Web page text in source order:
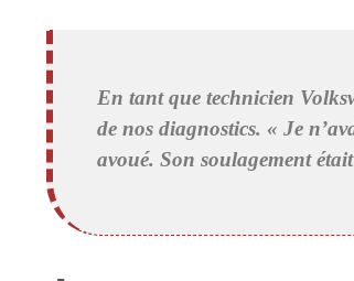
En tant que technicien
de nos diagnostics. « Je
avoué. Son soulagement